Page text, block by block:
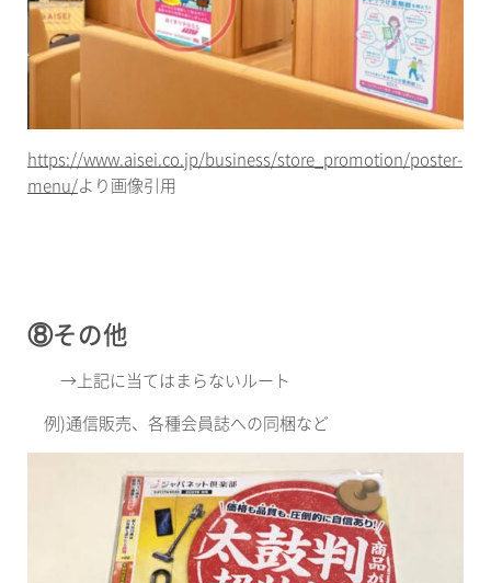
https://www.aisei.co.jp/business/store_promotion/poster-
menu/より画像引用
⑧その他
→ 上記に当てはまらないルート
例)通信販売、各種会員誌への同梱など